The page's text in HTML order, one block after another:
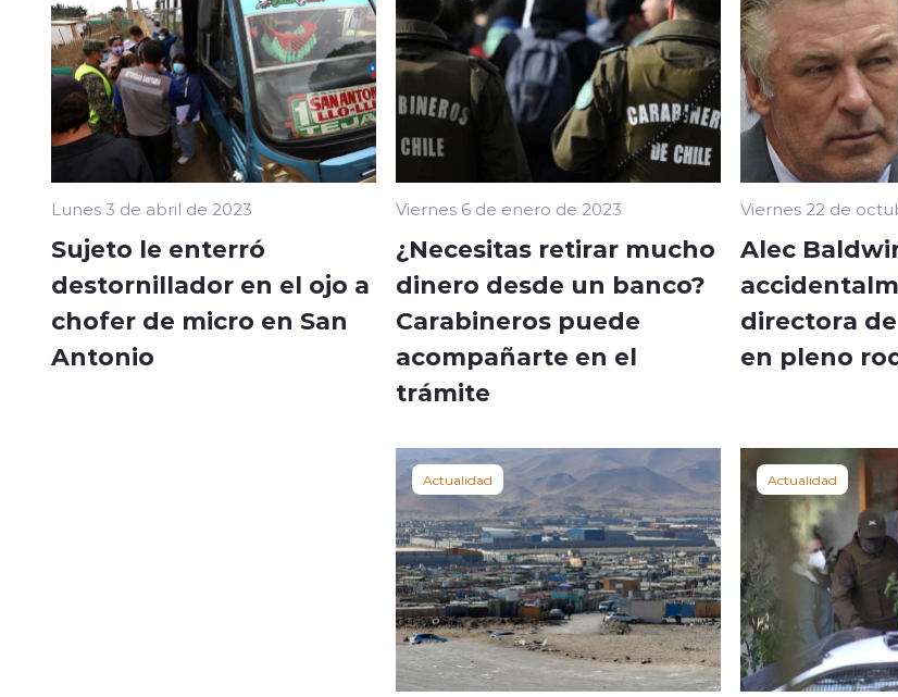
Lunes 3 de abril de 2023
Sujeto le enterró
destornillador en el ojo a
chofer de micro en San
Antonio
Viernes 6 de enero de 2023
¿Necesitas retirar mucho
dinero desde un banco?
Carabineros puede
acompañarte en el
trámite
Viernes 22 de
Alec
directora
en pleno
Actualidad Actualidad